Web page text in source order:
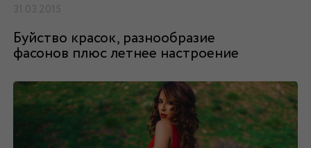
31.03.2015
Буйство красок, разнообразие
фасонов плюс летнее настроение